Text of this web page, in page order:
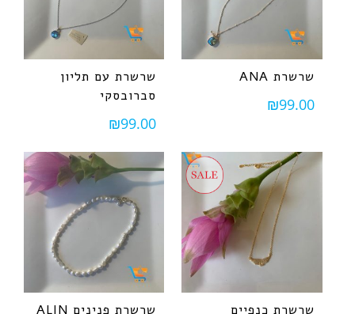
שרשרת ANA
₪99.00
שרשרת עם תליון
סברובסקי
₪99.00
שרשרת כנפיים שרשרת פנינים ALIN